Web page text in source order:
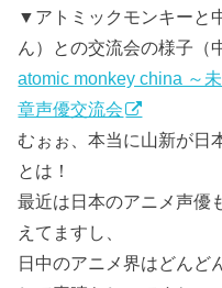
▼アトミックモンキーと
ん）との交流会の様子（
atomic monkey china ～
章声優交流会
むぉぉ、本当に山新が日
とは！
最近は日本のアニメ声優
えてますし、
日中のアニメ界はどんど